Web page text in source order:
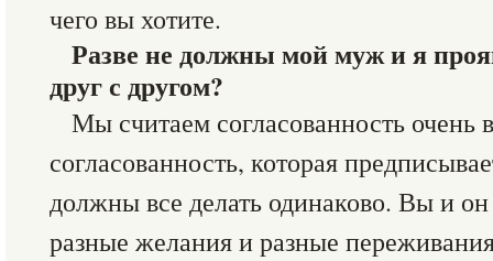
чего вы хотите.
Разве не должны мой муж и я
друг с другом?
Мы считаем согласованность очень
согласованность, которая
должны все делать одинаково. Вы и
разные желания и разные